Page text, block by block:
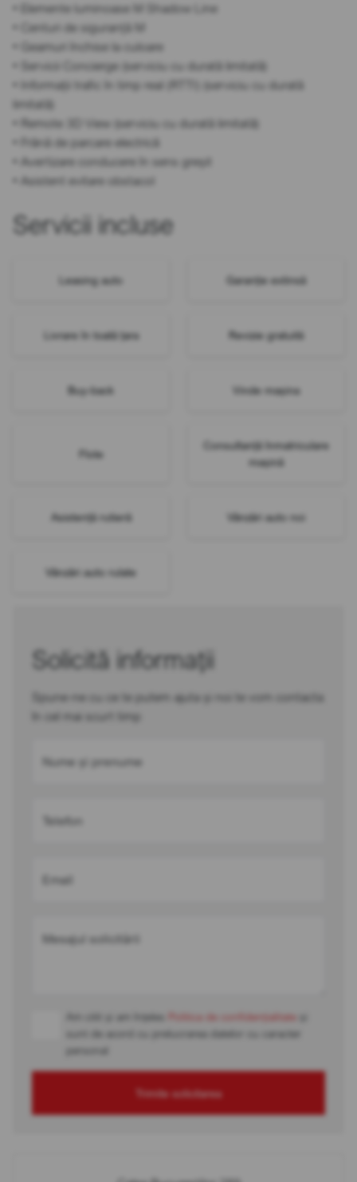
• Elemente luminoase M Shadow Line
• Centuri de siguranță M
• Geamuri închise la culoare
• Servicii Concierge (serviciu cu durată limitată)
• Informații trafic în timp real (RTTI) (serviciu cu durată
limitată)
• Remote 3D View (serviciu cu durată limitată)
• Frână de parcare electrică
• Avertizare conducere în sens greșit
• Asistent evitare obstacol
Servicii incluse
Leasing auto Garanție extinsă
Livrare în toată țara Revizie gratuită
Buy-back Vinde mașina
Flote
Consultanță înmatriculare
mașină
Asistență rutieră Vânzări auto noi
Vânzări auto rulate
Solicită informații
Spune-ne cu ce te putem ajuta și noi te vom contacta
în cel mai scurt timp
Nume și prenume
Telefon
Email
Mesajul solicitării
Am citit și am înțeles Politica de confidențialitate
sunt de acord cu prelucrarea datelor cu caracter
personal
Trimite solicitarea